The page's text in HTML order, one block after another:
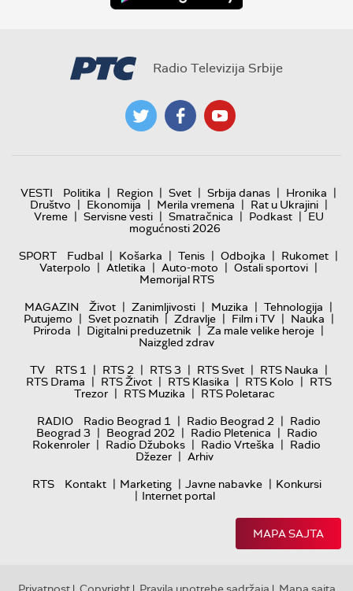
Radio Televizija Srbije
VESTI Politika | Region | Svet | Srbija danas | Hronika |
Društvo | Ekonomija | Merila vremena | Rat u Ukrajini |
Vreme | Servisne vesti | Smatračnica | Podkast | EU
mogućnosti 2026
SPORT
Fudbal | Košarka | Tenis | Odbojka | Rukomet |
Vaterpolo | Atletika | Auto-moto | Ostali sportovi |
Memorijal RTS
MAGAZIN
Život | Zanimljivosti | Muzika | Tehnologija |
Putujemo | Svet poznatih | Zdravlje | Film i TV | Nauka |
Priroda | Digitalni preduzetnik | Za male velike heroje |
Naizgled zdrav
TV
RTS 1 | RTS 2 | RTS 3 | RTS Svet | RTS Nauka |
RTS Drama | RTS Život | RTS Klasika | RTS Kolo | RTS
Trezor | RTS Muzika | RTS Poletarac
RADIO
Radio Beograd 1 | Radio Beograd 2 | Radio
Beograd 3 | Beograd 202 | Radio Pletenica | Radio
Rokenroler | Radio Džuboks | Radio Vrteška | Radio
Džezer | Arhiv
RTS
Kontakt | Marketing | Javne nabavke | Konkursi
| Internet portal
MAPA SAJTA